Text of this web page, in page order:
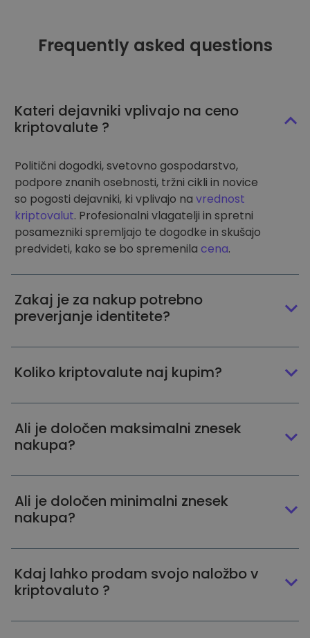
Frequently asked questions
Kateri dejavniki vplivajo na ceno
kriptovalute ?
Politični dogodki, svetovno gospodarstvo,
podpore znanih osebnosti, tržni cikli in novice
so pogosti dejavniki, ki vplivajo na vrednost
kriptovalut. Profesionalni vlagatelji in spretni
posamezniki spremljajo te dogodke in skušajo
predvideti, kako se bo spremenila cena.
Zakaj je za nakup potrebno
preverjanje identitete?
Koliko kriptovalute naj kupim?
Ali je določen maksimalni znesek
nakupa?
Ali je določen minimalni znesek
nakupa?
Kdaj lahko prodam svojo naložbo v
kriptovaluto ?